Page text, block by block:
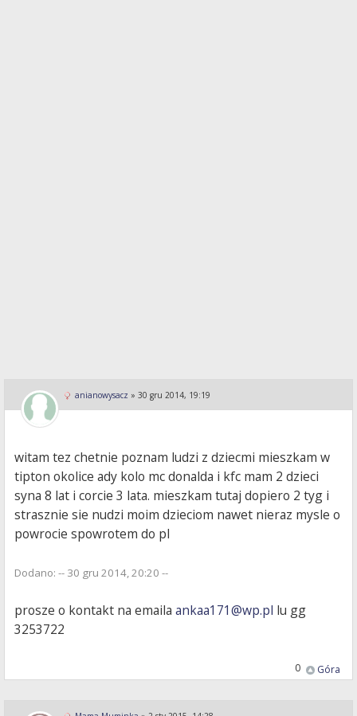
anianowysacz » 30 gru 2014, 19:19
witam tez chetnie poznam ludzi z dziecmi mieszkam w
tipton okolice ady kolo mc donalda i kfc mam 2 dzieci
syna 8 lat i corcie 3 lata. mieszkam tutaj dopiero 2 tyg i
strasznie sie nudzi moim dzieciom nawet nieraz mysle o
powrocie spowrotem do pl
Dodano: -- 30 gru 2014, 20:20 --
prosze o kontakt na emailaankaa171@wp.pl lu gg
3253722
Góra
0